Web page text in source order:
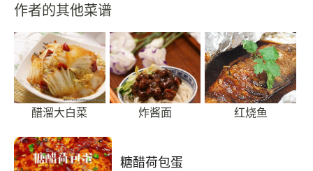
作者的其他菜谱
醋溜大白菜 炸酱面 红烧鱼
糖醋荷包蛋